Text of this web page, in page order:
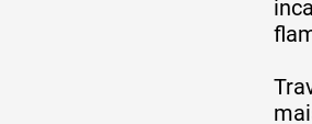
Collection
Candidater